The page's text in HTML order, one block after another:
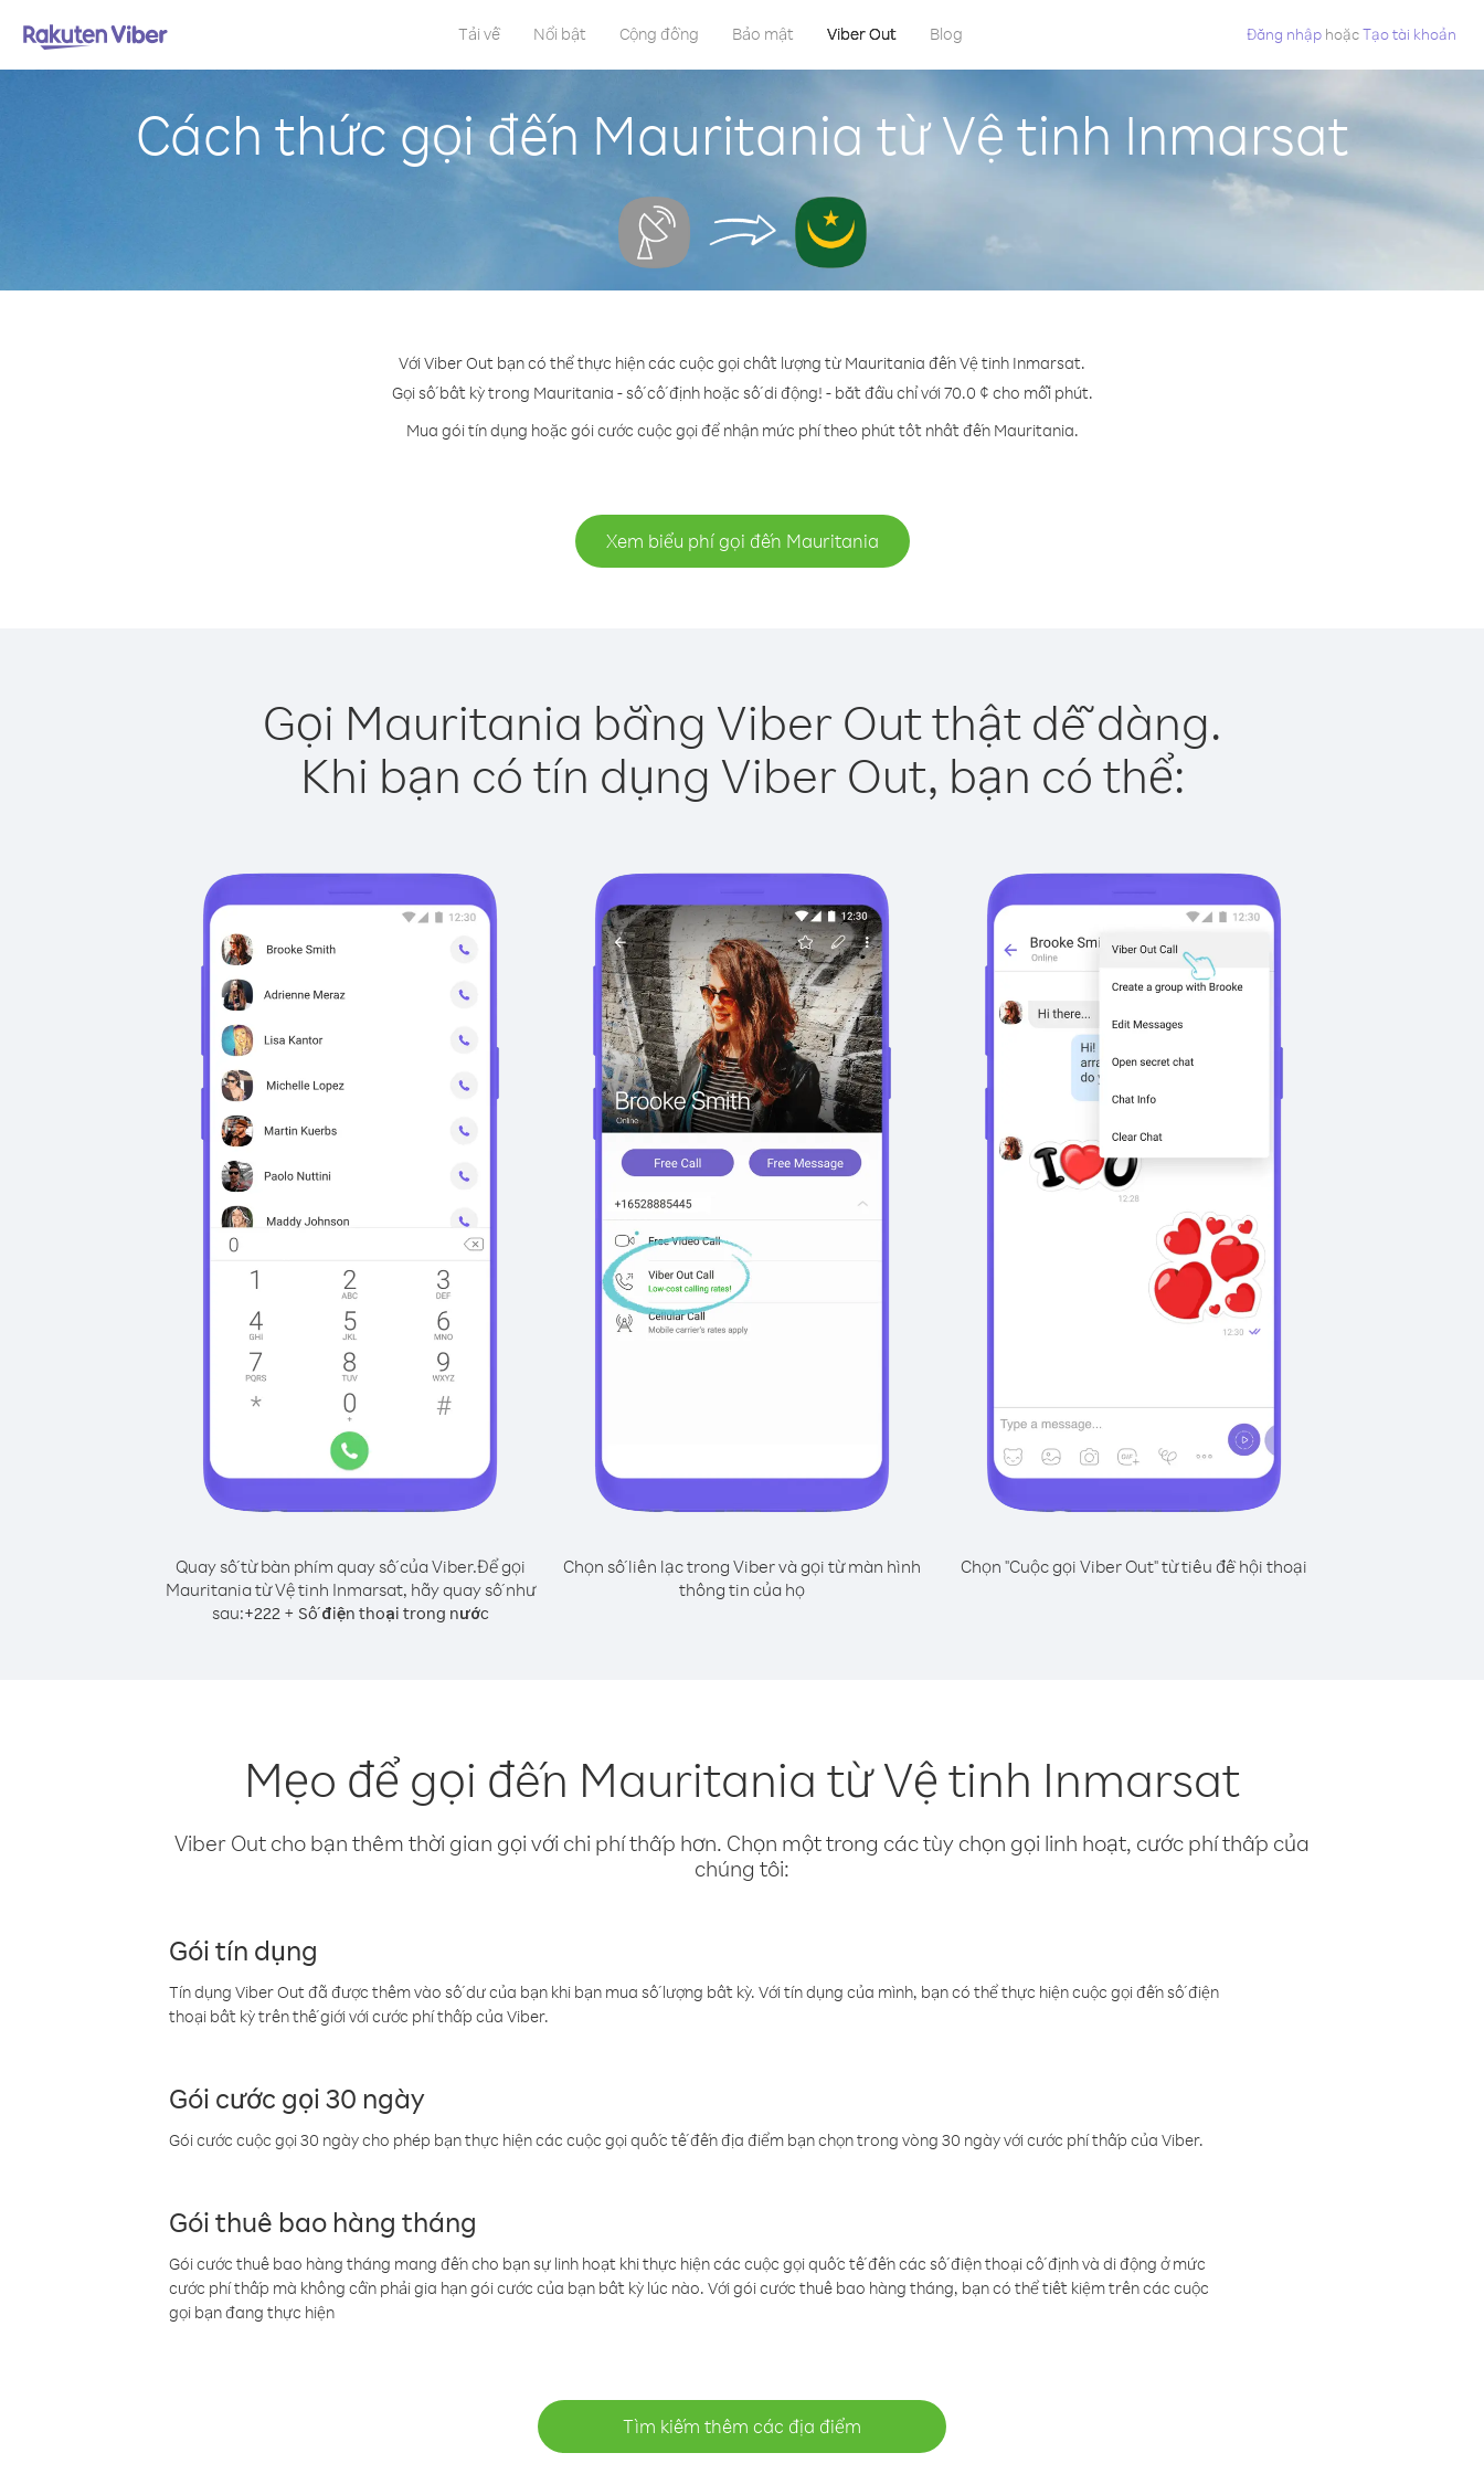
Tải về Nổi bật Cộng đồng Bảo mật Viber Out Blog Đăng nhập hoặcTạo tài khoản
Cách thức gọi đến Mauritania từ Vệ tinh Inmarsat
Với Viber Out bạn có thể thực hiện các cuộc gọi chất lượng từ Mauritania đến Vệ tinh Inmarsat.
Gọi số bất kỳ trong Mauritania - số cố định hoặc số di động! - bắt đầu chỉ với 70.0 ¢ cho mỗi phút.
Mua gói tín dụng hoặc gói cước cuộc gọi để nhận mức phí theo phút tốt nhất đến Mauritania.
Xem biểu phí gọi đến Mauritania
Gọi Mauritania bằng Viber Out thật dễ dàng.
Khi bạn có tín dụng Viber Out, bạn có thể:
Quay số từ bàn phím quay số của Viber.Để gọi
Mauritania từ Vệ tinh Inmarsat, hãy quay số như
sau:+222+ Số điện thoại trong nước
Chọn số liên lạc trong Viber và gọi từ màn hình
thông tin của họ
Chọn "Cuộc gọi Viber Out" từ tiêu đề hội thoại
Mẹo để gọi đến Mauritania từ Vệ tinh Inmarsat
Viber Out cho bạn thêm thời gian gọi với chi phí thấp hơn. Chọn một trong các tùy chọn gọi linh hoạt, cước phí thấp của
chúng tôi:
Gói tín dụng
Tín dụng Viber Out đã được thêm vào số dư của bạn khi bạn mua số lượng bất kỳ. Với tín dụng của mình, bạn có thể thực hiện cuộc gọi đến số điện
thoại bất kỳ trên thế giới với cước phí thấp của Viber.
Gói cước gọi 30 ngày
Gói cước cuộc gọi 30 ngày cho phép bạn thực hiện các cuộc gọi quốc tế đến địa điểm bạn chọn trong vòng 30 ngày với cước phí thấp của Viber.
Gói thuê bao hàng tháng
Gói cước thuê bao hàng tháng mang đến cho bạn sự linh hoạt khi thực hiện các cuộc gọi quốc tế đến các số điện thoại cố định và di động ở mức
cước phí thấp mà không cần phải gia hạn gói cước của bạn bất kỳ lúc nào. Với gói cước thuê bao hàng tháng, bạn có thể tiết kiệm trên các cuộc
gọi bạn đang thực hiện
Tìm kiếm thêm các địa điểm